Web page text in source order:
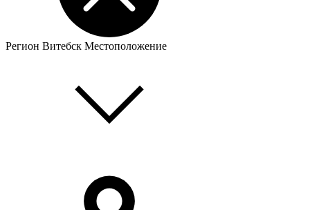
Регион Витебск Местоположение